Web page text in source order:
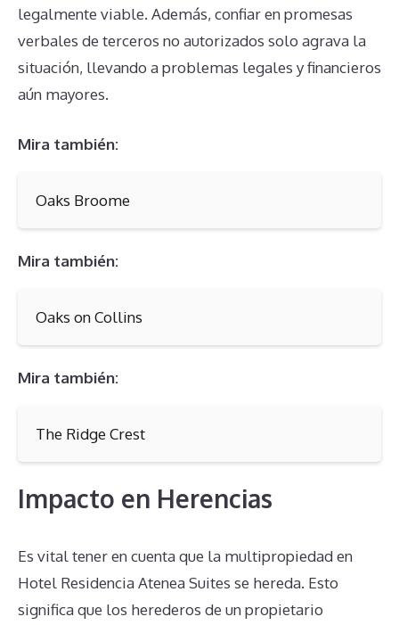
legalmente viable. Además, confiar en promesas
verbales de terceros no autorizados solo agrava la
situación, llevando a problemas legales y financieros
aún mayores.
Mira también:
Oaks Broome
Mira también:
Oaks on Collins
Mira también:
The Ridge Crest
Impacto en Herencias
Es vital tener en cuenta que la multipropiedad en
Hotel Residencia Atenea Suites se hereda. Esto
significa que los herederos de un propietario